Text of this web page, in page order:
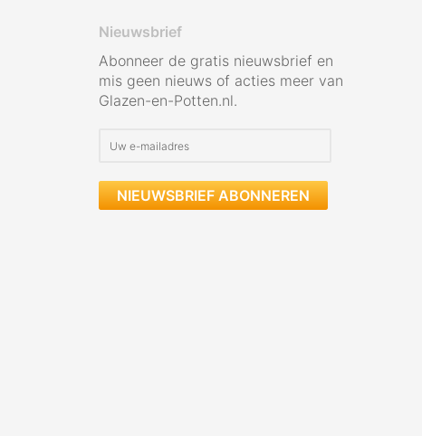
Nieuwsbrief
Abonneer de gratis nieuwsbrief en
mis geen nieuws of acties meer van
Glazen-en-Potten.nl.
NIEUWSBRIEF ABONNEREN